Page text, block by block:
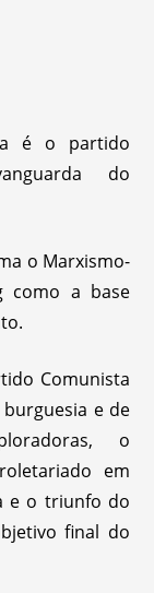
é o partido
do
o Marxismo-
como a base
Comunista
e de
o
em
e o triunfo do
final do